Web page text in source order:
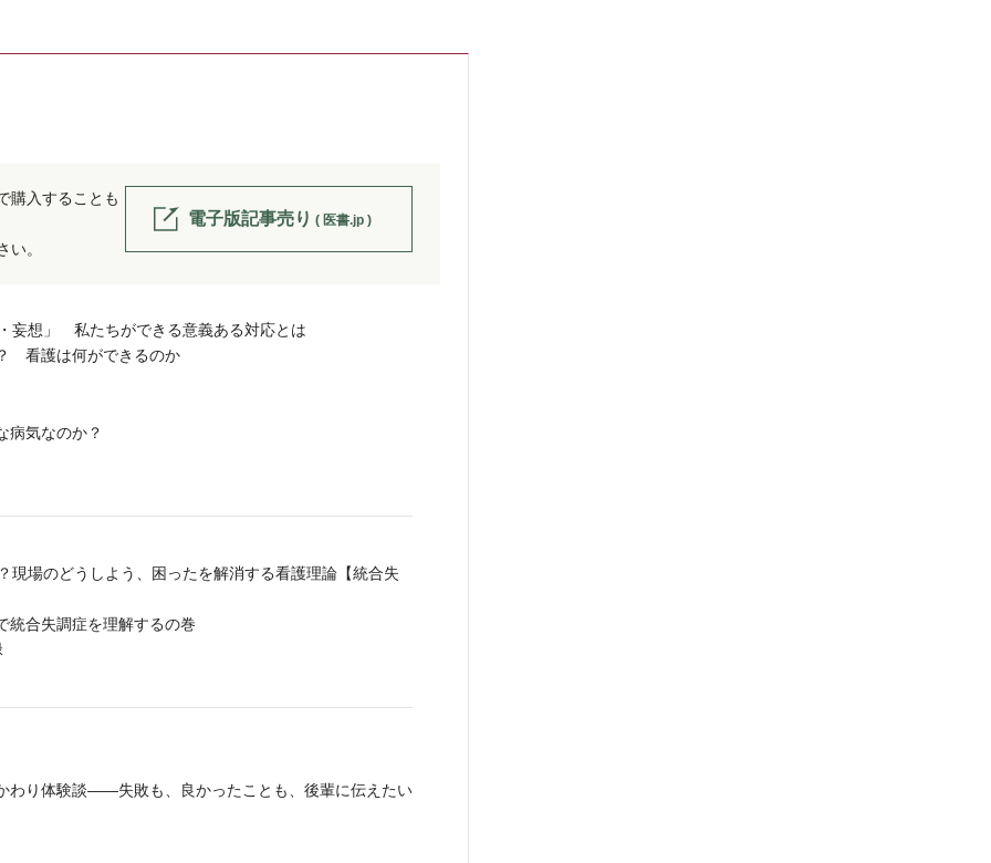
購入することも
。
電子版記事売り ( 医書.jp )
妄想」 私たちができる意義ある対応とは
看護は何ができるのか
病気なのか？
場のどうしよう、困ったを解消する看護理論【統合失
統合失調症を理解するの巻
わり体験談――失敗も、良かったことも、後輩に伝えたい